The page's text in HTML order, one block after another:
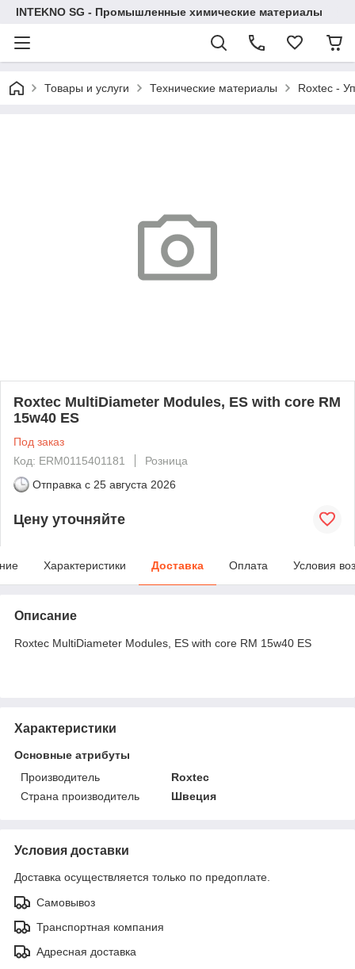
INTEKNO SG - Промышленные химические материалы
Товары и услуги Технические материалы Roxtec -
Roxtec MultiDiameter Modules, ES with core RM
15w40 ES
Под заказ
Код: ERM0115401181
Розница
Отправка с 25 августа 2026
Цену уточняйте
Характеристики Доставка Оплата Условия
Описание
Roxtec MultiDiameter Modules, ES with core RM 15w40 ES
Характеристики
Основные атрибуты
Производитель
Roxtec
Страна производитель
Швеция
Условия доставки
Доставка осуществляется только по предоплате.
Самовывоз
Транспортная компания
Адресная доставка